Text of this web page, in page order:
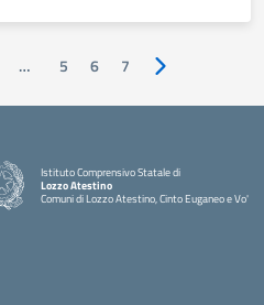
… 5 6 7 Pagina
Istituto Comprensivo Statale di
Lozzo Atestino
Comuni di Lozzo Atestino, Cinto Euganeo e Vo'
— Visita la pagina iniziale della scuola